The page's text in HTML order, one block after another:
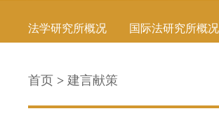
法学研究所概况 国际法研究所概况
首页 > 建言献策